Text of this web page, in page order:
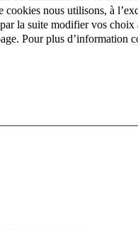
cookies nous utilisons, à
la suite modifier vos choix
Pour plus d’information